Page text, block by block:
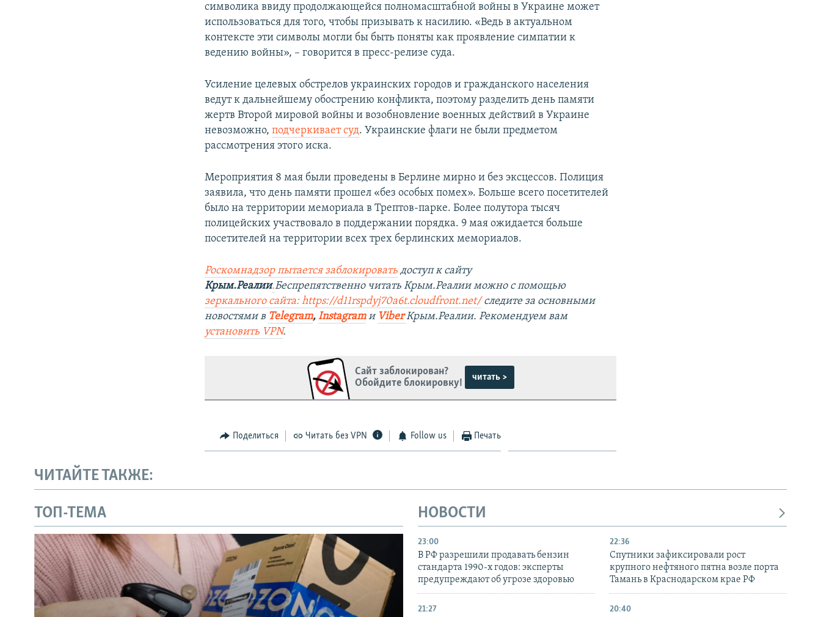
символика ввиду продолжающейся полномасштабной войны в Украине может
использоваться для того, чтобы призывать к насилию. «Ведь в актуальном
контексте эти символы могли бы быть поняты как проявление симпатии к
ведению войны», – говорится в пресс-релизе суда.
Усиление целевых обстрелов украинских городов и гражданского населения
ведут к дальнейшему обострению конфликта, поэтому разделить день памяти
жертв Второй мировой войны и возобновление военных действий в Украине
невозможно,подчеркивает суд. Украинские флаги не были предметом
рассмотрения этого иска.
Мероприятия 8 мая были проведены в Берлине мирно и без эксцессов. Полиция
заявила, что день памяти прошел «без особых помех». Больше всего посетителей
было на территории мемориала в Трептов-парке. Более полутора тысяч
полицейских участвовало в поддержании порядка. 9 мая ожидается больше
посетителей на территории всех трех берлинских мемориалов.
Роскомнадзор пытается заблокировать доступ к сайту
Крым.Реалии.Беспрепятственно читать Крым.Реалии можно с помощью
зеркального сайта: https://d11rspdyj70a6t.cloudfront.net/следите за основными
новостями в Telegram,Instagramи Viber Крым.Реалии. Рекомендуем вам
установить VPN.
Сайт заблокирован?
Обойдите блокировку!
читать >
Поделиться Читать без VPN Follow us Печать
ЧИТАЙТЕ ТАКЖЕ:
ТОП-ТЕМА НОВОСТИ
23:00
В РФ разрешили продавать бензин
стандарта 1990-х годов: эксперты
предупреждают об угрозе здоровью
22:36
Спутники зафиксировали рост
крупного нефтяного пятна возле порта
Тамань в Краснодарском крае РФ
21:27 20:40